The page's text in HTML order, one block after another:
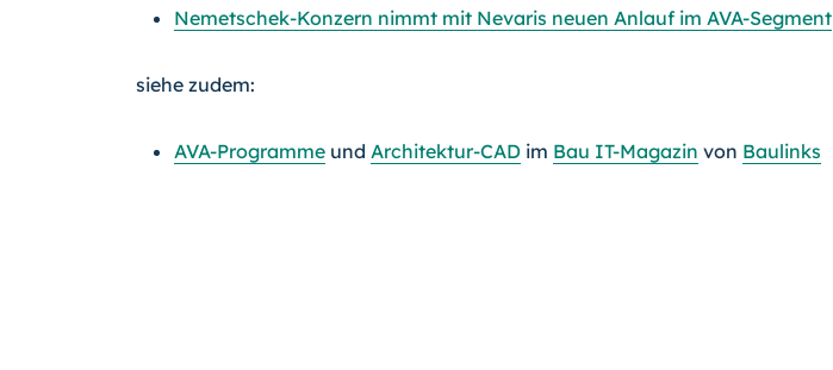
Nemetschek-Konzern nimmt mit Nevaris neuen Anlauf im AVA-Segment
siehe zudem:
AVA-Programme und Architektur-CAD im Bau IT-Magazin von Baulinks